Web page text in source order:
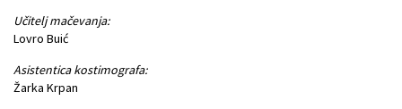
Učitelj mačevanja:
Lovro Buić
Asistentica kostimografa:
Žarka Krpan